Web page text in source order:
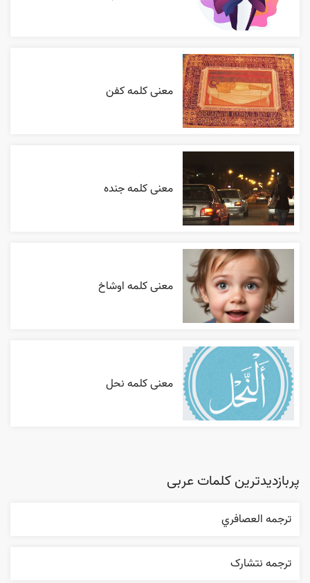
معنی کلمه کفن
معنی کلمه جنده
معنی کلمه اوشاخ
معنی کلمه نحل
پربازدیدترین کلمات عربی
ترجمه العصافري
ترجمه نتشارک